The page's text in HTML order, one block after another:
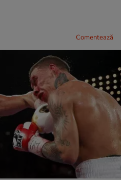
Comentează